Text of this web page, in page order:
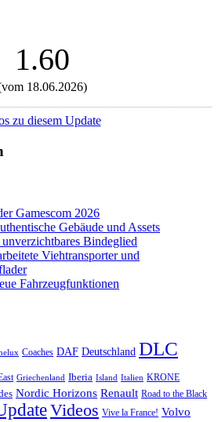
1.60
18.06.2026)
zu diesem Update
Gamescom 2026
Gebäude und Assets
Bindeglied
Viehtransporter und
Fahrzeugfunktionen
Coaches DAF Deutschland DLC
Griechenland Iberia Island Italien KRONE
Nordic Horizons Renault Road to the Black
Videos Vive la France! Volvo